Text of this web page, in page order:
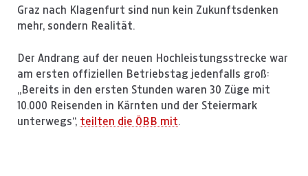
Graz nach Klagenfurt sind nun kein Zukunftsdenken
mehr, sondern Realität.
Der Andrang auf der neuen Hochleistungsstrecke war
am ersten offiziellen Betriebstag jedenfalls groß:
„Bereits in den ersten Stunden waren 30 Züge mit
10.000 Reisenden in Kärnten und der Steiermark
unterwegs“, teilten die ÖBB mit.